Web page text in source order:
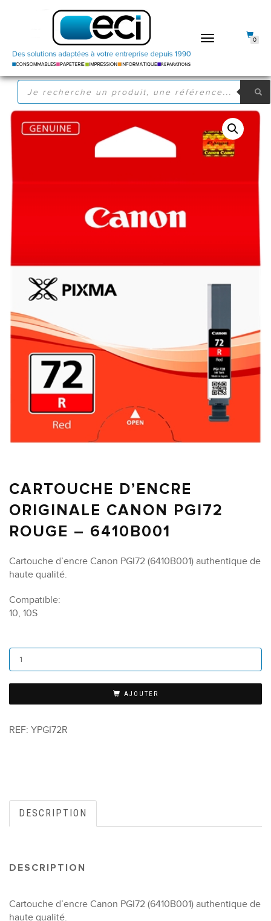
DÉPLIER
RECHERCHE
PRODUITS
0
CARTOUCHE D’ENCRE
ORIGINALE CANON PGI72
ROUGE – 6410B001
Cartouche d’encre Canon PGI72 (6410B001) authentique de
haute qualité.
Compatible:
10, 10S
AJOUTER
REF: YPGI72R
DESCRIPTION
DESCRIPTION
Cartouche d’encre Canon PGI72 (6410B001) authentique de
haute qualité.